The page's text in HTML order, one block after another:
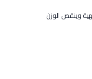
وينقص الوزن